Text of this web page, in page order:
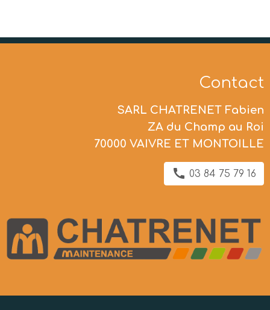
Contact
SARL CHATRENET Fabien
ZA du Champ au Roi
70000 VAIVRE ET MONTOILLE
03 84 75 79 16